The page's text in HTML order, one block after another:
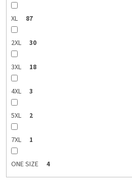
XL 87
2XL 30
3XL 18
4XL 3
5XL 2
7XL 1
ONE SIZE 4